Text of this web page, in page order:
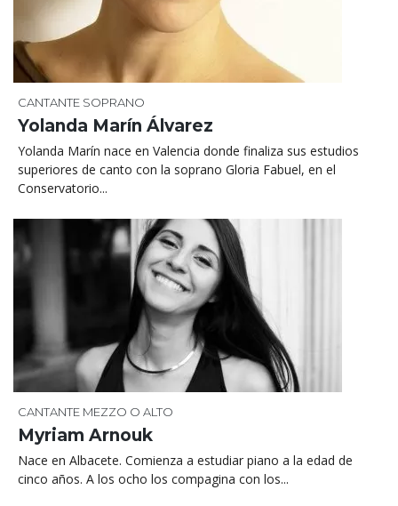
CANTANTE SOPRANO
Yolanda Marín Álvarez
Yolanda Marín nace en Valencia donde finaliza sus estudios
superiores de canto con la soprano Gloria Fabuel, en el
Conservatorio...
CANTANTE MEZZO O ALTO
Myriam Arnouk
Nace en Albacete. Comienza a estudiar piano a la edad de
cinco años. A los ocho los compagina con los...